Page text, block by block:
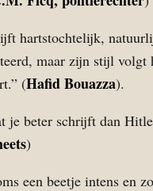
hartstochtelijk,
maar zijn stijl volgt
(Hafid Bouazza).
je beter schrijft dan
)
een beetje intens en